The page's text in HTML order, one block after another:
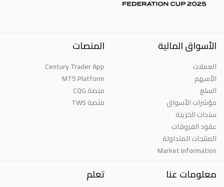
الأسواق المالية
العملات
الأسهم
السلع
مؤشرات الأسواق
سندات الخزينة
عقود الفروقات
المنتجات المتداولة
Market Information
المنصات
Century Trader App
MT5 Platform
منصة CQG
منصة TWS
معلومات عنا تعلم